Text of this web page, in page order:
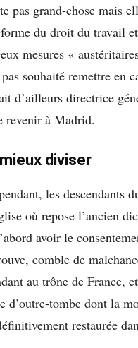
pas grand-chose mais
du droit du travail
mesures «
souhaité remettre en
d’ailleurs directrice
revenir à Madrid.
diviser
les descendants
où repose l’ancien
avoir le
comble de
au trône de France,
d’outre-tombe dont la
restaurée